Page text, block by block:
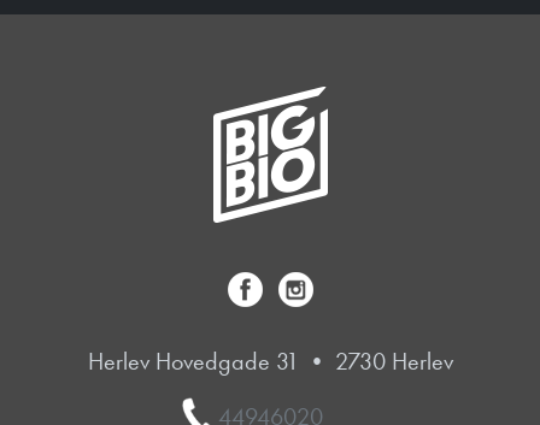
Herlev Hovedgade 31 • 2730 Herlev
44946020